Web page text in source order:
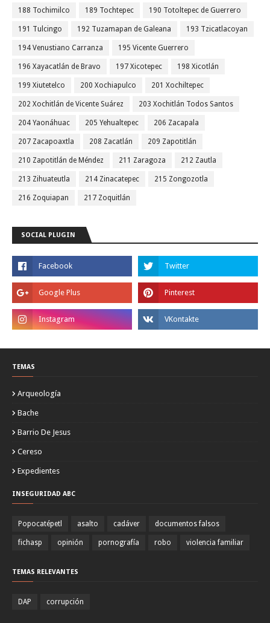
188 Tochimilco 189 Tochtepec 190 Totoltepec de Guerrero
191 Tulcingo 192 Tuzamapan de Galeana 193 Tzicatlacoyan
194 Venustiano Carranza 195 Vicente Guerrero
196 Xayacatlán de Bravo 197 Xicotepec 198 Xicotlán
199 Xiutetelco 200 Xochiapulco 201 Xochiltepec
202 Xochitlán de Vicente Suárez 203 Xochitlán Todos Santos
204 Yaonáhuac 205 Yehualtepec 206 Zacapala
207 Zacapoaxtla 208 Zacatlán 209 Zapotitlán
210 Zapotitlán de Méndez 211 Zaragoza 212 Zautla
213 Zihuateutla 214 Zinacatepec 215 Zongozotla
216 Zoquiapan 217 Zoquitlán
SOCIAL PLUGIN
TEMAS
Arqueología
Bache
Barrio De Jesus
Cereso
Expedientes
INSEGURIDAD ABC
Popocatépetl asalto cadáver documentos falsos
fichasp opinión pornografía robo violencia familiar
TEMAS RELEVANTES
DAP corrupción